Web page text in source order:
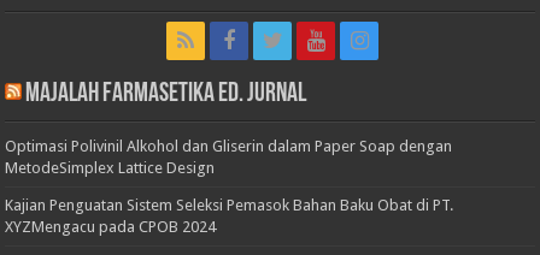
Majalah Farmasetika Ed. Jurnal
Optimasi Polivinil Alkohol dan Gliserin dalam Paper Soap dengan
MetodeSimplex Lattice Design
Kajian Penguatan Sistem Seleksi Pemasok Bahan Baku Obat di PT.
XYZMengacu pada CPOB 2024